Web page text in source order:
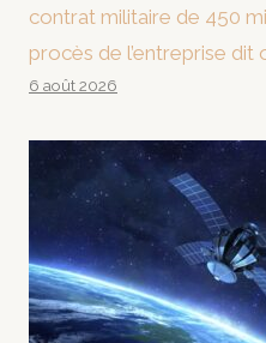
contrat militaire de 450
procès de l’entreprise dit
6 août 2026